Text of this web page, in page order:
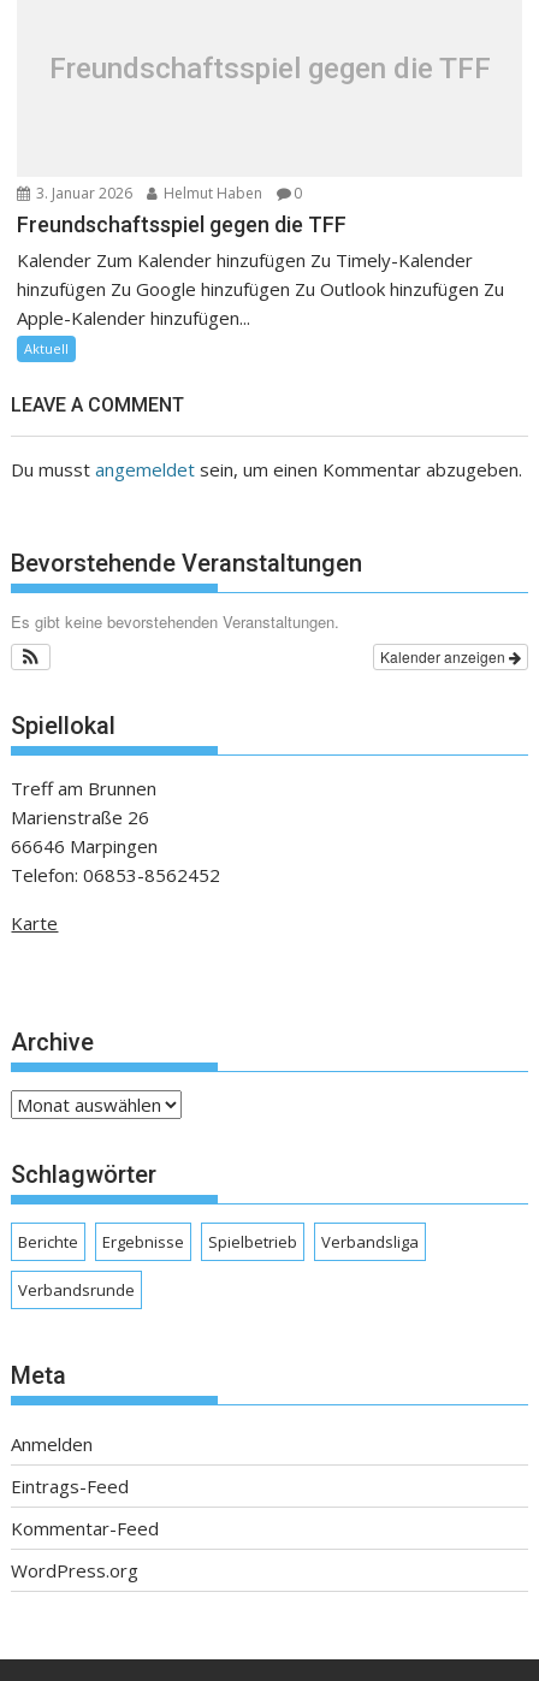
Freundschaftsspiel gegen die TFF
3. Januar 2026 Helmut Haben 0
Freundschaftsspiel gegen die TFF
Kalender Zum Kalender hinzufügen Zu Timely-Kalender
hinzufügen Zu Google hinzufügen Zu Outlook hinzufügen Zu
Apple-Kalender hinzufügen...
Aktuell
LEAVE A COMMENT
Du musstangemeldet sein, um einen Kommentar abzugeben.
Bevorstehende Veranstaltungen
Es gibt keine bevorstehenden Veranstaltungen.
Kalender anzeigen
Spiellokal
Treff am Brunnen
Marienstraße 26
66646 Marpingen
Telefon: 06853-8562452
Karte
Archive
Archive
Schlagwörter
Berichte Ergebnisse Spielbetrieb Verbandsliga
Verbandsrunde
Meta
Anmelden
Eintrags-Feed
Kommentar-Feed
WordPress.org